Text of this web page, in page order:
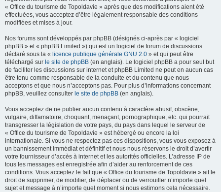
« Office du tourisme de Topoldavie » après que des modifications aient été
effectuées, vous acceptez d’être légalement responsable des conditions
modifiées et mises à jour.
Nos forums sont développés par phpBB (désignés ci-après par « logiciel
phpBB » et « phpBB Limited ») qui est un logiciel de forum de discussions
déclaré sous la « licence publique générale GNU 2.0 » et qui peut être
téléchargé sur le site de phpBB (en anglais). Le logiciel phpBB a pour seul but
de faciliter les discussions sur internet et phpBB Limited ne peut en aucun cas
être tenu comme responsable de la conduite et du contenu que nous
acceptons et que nous n’acceptons pas. Pour plus d’informations concernant
phpBB, veuillez consulter le site de phpBB (en anglais).
Vous acceptez de ne publier aucun contenu à caractère abusif, obscène,
vulgaire, diffamatoire, choquant, menaçant, pornographique, etc. qui pourrait
transgresser la législation de votre pays, du pays dans lequel le serveur de
« Office du tourisme de Topoldavie » est hébergé ou encore la loi
internationale. Si vous ne respectez pas ces dispositions, vous vous exposez à
un bannissement immédiat et définitif et nous nous réservons le droit d’avertir
votre fournisseur d’accès à internet et les autorités officielles. L’adresse IP de
tous les messages est enregistrée afin d’aider au renforcement de ces
conditions. Vous acceptez le fait que « Office du tourisme de Topoldavie » ait le
droit de supprimer, de modifier, de déplacer ou de verrouiller n’importe quel
sujet et message à n’importe quel moment si nous estimons cela nécessaire.